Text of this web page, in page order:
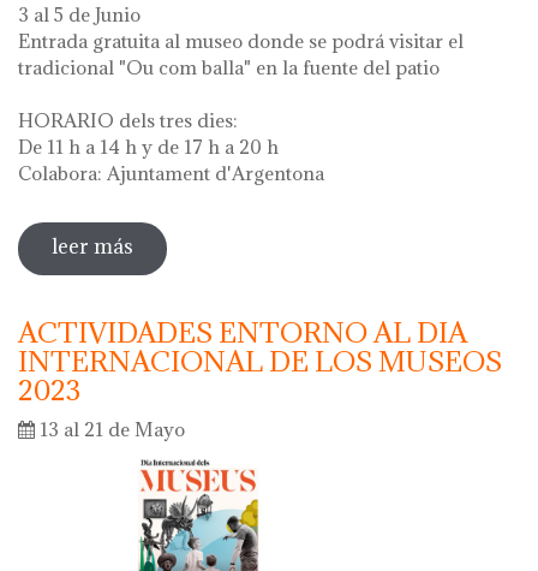
3 al 5 de Junio
Entrada gratuita al museo donde se podrá visitar el
tradicional "Ou com balla" en la fuente del patio
HORARIO dels tres dies:
De 11 h a 14 h y de 17 h a 20 h
Colabora: Ajuntament d'Argentona
leer más sobre diada de la flor - l'ou com balla a la
font
ACTIVIDADES ENTORNO AL DIA
INTERNACIONAL DE LOS MUSEOS
2023
13 al 21 de Mayo